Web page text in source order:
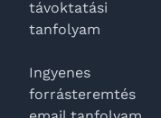
távoktatási
tanfolyam
Ingyenes
forrásteremtés